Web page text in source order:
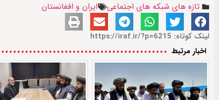
تازه های شبکه های اجتماعی ایران و افغانستان
لینک کوتاه: https://iraf.ir/?p=6215
اخبار مرتبط